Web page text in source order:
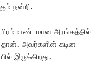
நன்றி.
பிரம்மாண்டமான அரங்கத்தில்
தான். அவர்களின் கடின
இருக்கிறது.